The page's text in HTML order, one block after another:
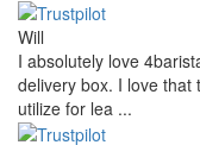
Will
I absolutely love
delivery box. I love that
utilize for lea ...